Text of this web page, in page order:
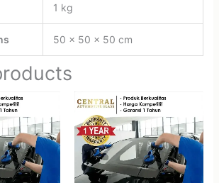
1 kg
50 × 50 × 50 cm